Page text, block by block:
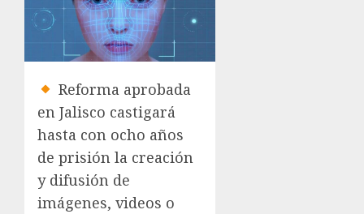
Reforma aprobada
en Jalisco castigará
hasta con ocho años
de prisión la creación
y difusión de
imágenes, videos o